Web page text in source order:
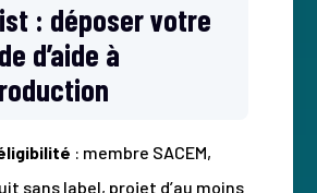
: déposer votre
d’aide à
: membre SACEM,
sans label, projet d’au moins